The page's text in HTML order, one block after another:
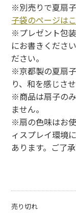
※別売りで夏扇
子袋のページは
※プレゼント包
にお書きくださ
ださい。
※京都製の夏扇
り、和を感じさ
※商品は扇子の
ません。
※扇の色味はお
ィスプレイ環境
あります。ご了承
売り切れ